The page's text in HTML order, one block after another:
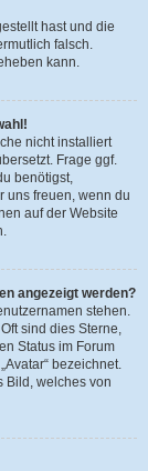
hast und die
falsch.
kann.
nicht installiert
Frage ggf.
benötigst,
uns freuen, wenn du
auf der Website
angezeigt werden?
stehen.
sind dies Sterne,
Status im Forum
bezeichnet.
Bild, welches von